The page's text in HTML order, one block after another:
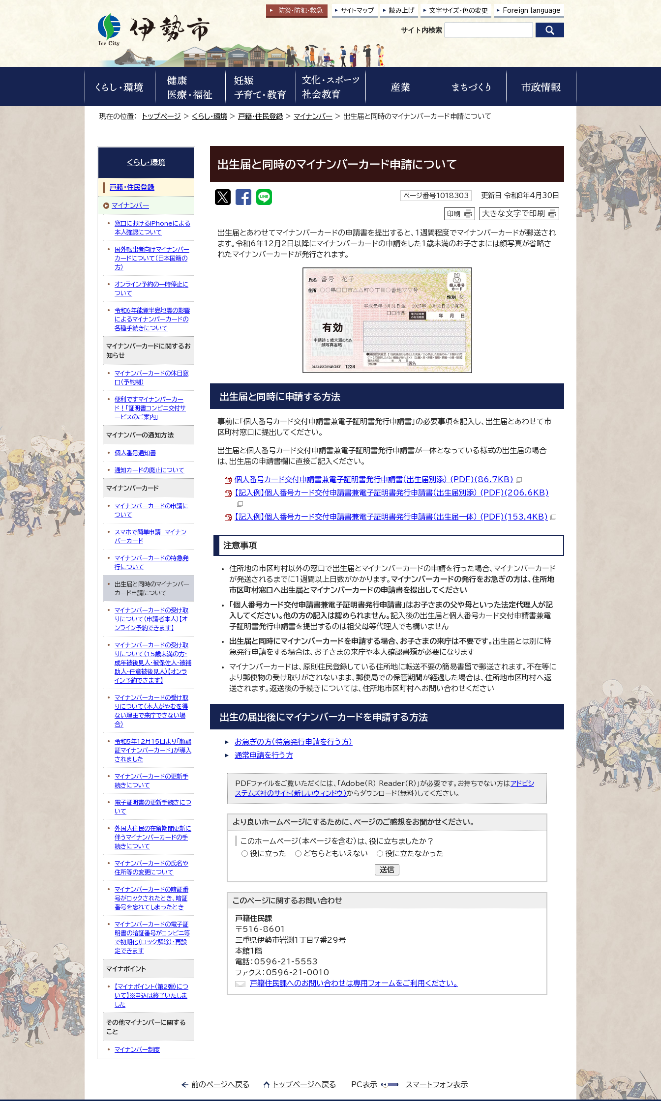
防災・防犯・救急 サイトマップ 読み上げ 文字サイズ・色の変更 Foreign language
サイト内検索
現在の位置： トップページ > くらし・環境 > 戸籍・住民登録 > マイナンバー > 出生届と同時のマイナンバーカード申請について
出生届と同時のマイナンバーカード申請について
ページ番号1018303 更新日 令和8年4月30日
印刷 大きな文字で印刷
出生届とあわせてマイナンバーカードの申請書を提出すると、1週間程度でマイナンバーカードが郵送され
ます。令和6年12月2日以降にマイナンバーカードの申請をした1歳未満のお子さまには顔写真が省略さ
れたマイナンバーカードが発行されます。
出生届と同時に申請する方法
事前に「個人番号カード交付申請書兼電子証明書発行申請書」の必要事項を記入し、出生届とあわせて市
区町村窓口に提出してください。
出生届と個人番号カード交付申請書兼電子証明書発行申請書が一体となっている様式の出生届の場合
は、出生届の申請書欄に直接ご記入ください。
個人番号カード交付申請書兼電子証明書発行申請書（出生届別添） (PDF)(86.7KB)
【記入例】個人番号カード交付申請書兼電子証明書発行申請書（出生届別添） (PDF)(206.6KB)
【記入例】個人番号カード交付申請書兼電子証明書発行申請書（出生届一体） (PDF)(153.4KB)
注意事項
住所地の市区町村以外の窓口で出生届とマイナンバーカードの申請を行った場合、マイナンバーカード
が発送されるまでに1週間以上日数がかかります。 マイナンバーカードの発行をお急ぎの方は、住所地
市区町村窓口へ出生届とマイナンバーカードの申請書を提出してください
「個人番号カード交付申請書兼電子証明書発行申請書」はお子さまの父や母といった法定代理人が記
入してください。他の方の記入は認められません。 記入後の出生届と個人番号カード交付申請書兼電
子証明書発行申請書を提出するのは祖父母等代理人でも構いません
出生届と同時にマイナンバーカードを申請する場合、お子さまの来庁は不要です。 出生届とは別に特
急発行申請をする場合は、お子さまの来庁や本人確認書類が必要になります
マイナンバーカードは、原則住民登録している住所地に転送不要の簡易書留で郵送されます。不在等に
より郵便物の受け取りがされないまま、郵便局での保管期間が経過した場合は、住所地市区町村へ返
送されます。返送後の手続きについては、住所地市区町村へお問い合わせください
出生の届出後にマイナンバーカードを申請する方法
お急ぎの方（特急発行申請を行う方）
通常申請を行う方
PDFファイルをご覧いただくには、「Adobe（R） Reader（R）」が必要です。お持ちでない方はアドビシ
ステムズ社のサイト（新しいウィンドウ） からダウンロード（無料）してください。
より良いホームページにするために、ページのご感想をお聞かせください。
このホームページ（本ページを含む）は、役に立ちましたか？
役に立った
どちらともいえない 役に立たなかった
送信
このページに関するお問い合わせ
戸籍住民課
〒516-8601
三重県伊勢市岩渕1丁目7番29号
本館1階
電話：0596-21-5553
ファクス：0596-21-0010
戸籍住民課へのお問い合わせは専用フォームをご利用ください。
くらし・環境
戸籍・住民登録
マイナンバー
窓口におけるiPhoneによる
本人確認について
国外転出者向けマイナンバー
カードについて（日本国籍の
方）
オンライン予約の一時停止に
ついて
令和6年能登半島地震の影響
によるマイナンバーカードの
各種手続きについて
マイナンバーカードに関するお
知らせ
マイナンバーカードの休日窓
口（予約制）
便利ですマイナンバーカー
ド！「証明書コンビニ交付サ
ービスのご案内」
マイナンバーの通知方法
個人番号通知書
通知カードの廃止について
マイナンバーカード
マイナンバーカードの申請に
ついて
スマホで簡単申請 マイナン
バーカード
マイナンバーカードの特急発
行について
出生届と同時のマイナンバー
カード申請について
マイナンバーカードの受け取
りについて（申請者本人）【オ
ンライン予約できます】
マイナンバーカードの受け取
りについて（15歳未満の方・
成年被後見人・被保佐人・被補
助人・任意被後見人）【オンラ
イン予約できます】
マイナンバーカードの受け取
りについて（本人がやむを得
ない理由で来庁できない場
合）
令和5年12月15日より「顔認
証マイナンバーカード」が導入
されました
マイナンバーカードの更新手
続きについて
電子証明書の更新手続きにつ
いて
外国人住民の在留期間更新に
伴うマイナンバーカードの手
続きについて
マイナンバーカードの氏名や
住所等の変更について
マイナンバーカードの暗証番
号がロックされたとき、暗証
番号を忘れてしまったとき
マイナンバーカードの電子証
明書の暗証番号がコンビニ等
で初期化（ロック解除）・再設
定できます
マイナポイント
【マイナポイント（第2弾）につ
いて】※申込は終了いたしま
した
その他マイナンバーに関する
こと
マイナンバー制度
前のページへ戻る トップページへ戻る PC表示 スマートフォン表示